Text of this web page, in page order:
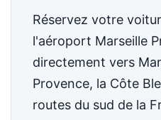
Réservez votre
l'aéroport Marseille
directement vers
Provence, la Côte
routes du sud de la